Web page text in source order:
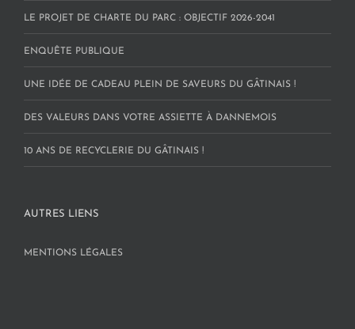
LE PROJET DE CHARTE DU PARC : OBJECTIF 2026-2041
ENQUÊTE PUBLIQUE
UNE IDÉE DE CADEAU PLEIN DE SAVEURS DU GÂTINAIS !
DES VALEURS DANS VOTRE ASSIETTE À DANNEMOIS
10 ANS DE RECYCLERIE DU GÂTINAIS !
AUTRES LIENS
MENTIONS LÉGALES